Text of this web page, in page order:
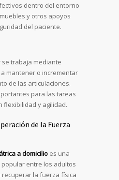
dentro del entorno
y otros apoyos
del paciente.
se trabaja mediante
mantener o incrementar
de las articulaciones.
para las tareas
flexibilidad y agilidad.
de la Fuerza
a domicilio es una
entre los adultos
la fuerza física